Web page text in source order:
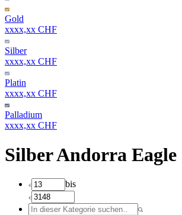
Gold
xxxx,xx CHF
Silber
xxxx,xx CHF
Platin
xxxx,xx CHF
Palladium
xxxx,xx CHF
Silber Andorra Eagle
bis